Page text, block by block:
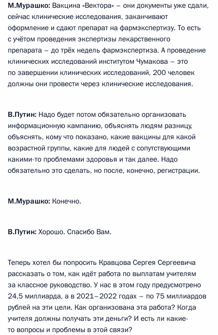
М.Мурашко: Вакцина «Вектора» – они документы уже сдали,
сейчас клинические исследования, заканчивают
оформление и сдают препарат на фармэкспертизу. То есть
с учётом проведения экспертизы лекарственного
препарата – до трёх недель фармэкспертиза. А проведение
клинических исследований институтом Чумакова – это
по завершении клинических исследований, 200 человек
должны они провести через клинические исследования.
В.Путин: Надо будет потом обязательно организовать
информационную кампанию, объяснять людям разницу,
объяснять, кому что показано, какие вакцины для какой
возрастной группы, какие для людей с сопутствующими
какими-то проблемами здоровья и так далее. Надо
обязательно это сделать, но после, конечно, регистрации.
М.Мурашко: Конечно.
В.Путин: Хорошо. Спасибо Вам.
Теперь хотел бы попросить Кравцова Сергея Сергеевича
рассказать о том, как идёт работа по выплатам учителям
за классное руководство. У нас в этом году предусмотрено
24,5 миллиарда, а в 2021–2022 годах – по 75 миллиардов
рублей на эти цели. Как организована эта работа? Когда
учителя должны получать эти деньги? И есть ли какие-
то вопросы и проблемы в этой связи?